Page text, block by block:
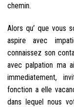
chemin.
Alors qu’ que vous
aspire avec
connaissez son
avec palpation ma
immediatement,
fonction a elle
dans lequel nous